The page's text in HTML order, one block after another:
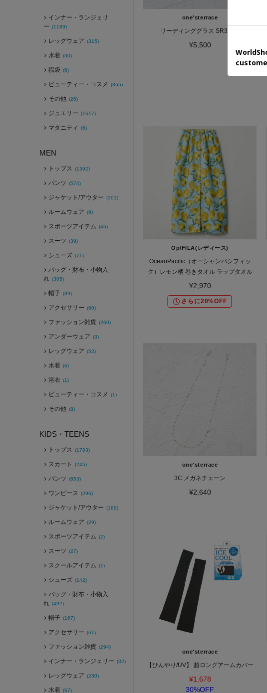
インナー・ランジェリ
ー (1189)
レッグウェア (315)
水着 (30)
福袋 (6)
ビューティー・コスメ (365)
その他 (26)
ジュエリー (1617)
マタニティ (6)
MEN
トップス (1392)
パンツ (574)
ジャケット/アウター (301)
ルームウェア (9)
スポーツアイテム (46)
スーツ (39)
シューズ (71)
バッグ・財布・小物入
れ (305)
帽子 (89)
アクセサリー (60)
ファッション雑貨 (260)
アンダーウェア (3)
レッグウェア (52)
水着 (6)
浴衣 (1)
ビューティー・コスメ (1)
その他 (8)
KIDS・TEENS
トップス (1783)
スカート (245)
パンツ (653)
ワンピース (296)
ジャケット/アウター (169)
ルームウェア (29)
スポーツアイテム (2)
スーツ (27)
スクールアイテム (1)
シューズ (142)
バッグ・財布・小物入
れ (492)
帽子 (167)
アクセサリー (61)
ファッション雑貨 (294)
インナー・ランジェリー (32)
レッグウェア (280)
水着 (67)
one'sterrace
リーディンググラス SR302-2
¥5,500
Op/FILA(レディース)
OceanPacific（オーシャンパシフィッ
ク）レモン柄 巻きタオル ラップタオル
¥2,970
さらに20%OFF
one'sterrace
3C メガネチェーン
¥2,640
one'sterrace
【ひんやり/UV】 超ロングアームカバー
¥1,678
30%OFF